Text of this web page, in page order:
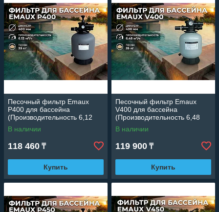
Песочный фильтр Emaux
P400 для бассейна
(Производительность 6,12
м3/ч, полипропиленовый,
диаметр 400 мм)
В наличии
118 460 ₸
Купить
Песочный фильтр Emaux
V400 для бассейна
(Производительность 6,48
м3/ч, стекловолокно,
диаметр 400 мм)
В наличии
119 900 ₸
Купить